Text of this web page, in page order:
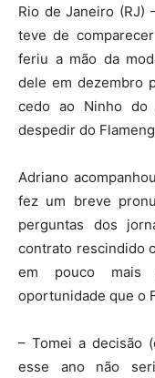
Rio de Janeiro (RJ)
teve de
feriu a mão da
dele em dezembro
cedo ao Ninho do
despedir do
Adriano
fez um breve
perguntas dos
contrato rescindido
em pouco mais
oportunidade que o
– Tomei a decisão
esse ano não